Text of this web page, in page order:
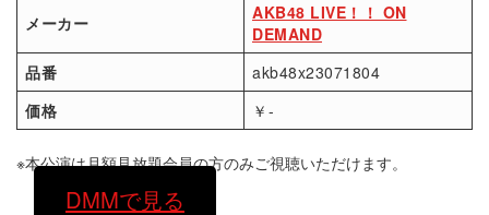
メーカー
AKB48 LIVE！！ ON
DEMAND
品番
akb48x23071804
価格
￥-
※本公演は月額見放題会員の方のみご視聴いただけます。
DMMで見る